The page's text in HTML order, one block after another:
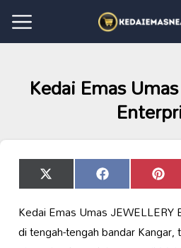
Kedai Emas
Share
on
X
(Twitter)
Share
on
Facebook Share
on
Kedai Emas Umas
di tengah-tengah bandar Kangar,